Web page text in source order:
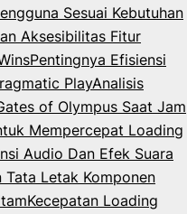
Sesuai Kebutuhan
Aksesibilitas Fitur
Pentingnya Efisiensi
PlayAnalisis
of Olympus Saat Jam
Mempercepat Loading
Audio Dan Efek Suara
Tata Letak Komponen
Kecepatan Loading